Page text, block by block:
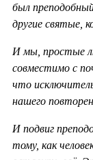
был
другие святые,
И мы, простые
совместимо с
что
нашего
И подвиг
тому, как